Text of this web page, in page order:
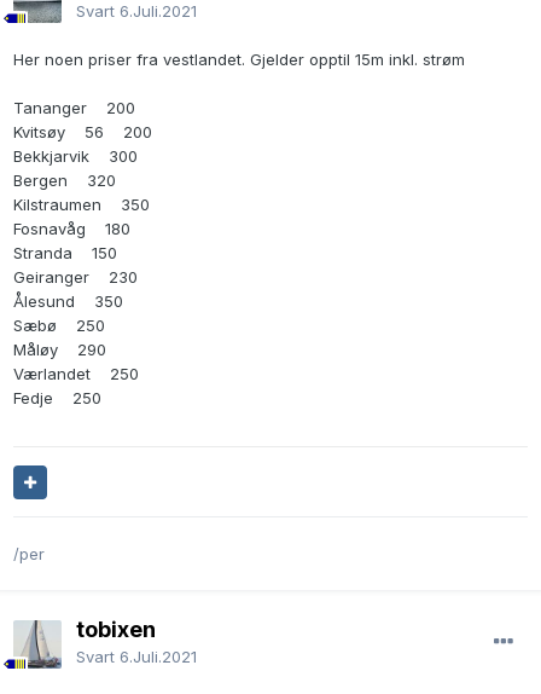
Svart 6.Juli.2021
Her noen priser fra vestlandet. Gjelder opptil 15m inkl. strøm
Tananger 200
Kvitsøy 56 200
Bekkjarvik 300
Bergen 320
Kilstraumen 350
Fosnavåg 180
Stranda 150
Geiranger 230
Ålesund 350
Sæbø 250
Måløy 290
Værlandet 250
Fedje 250
/per
tobixen
Svart 6.Juli.2021